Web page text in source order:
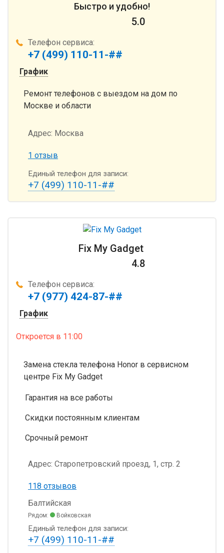
Быстро и удобно!
5.0
Телефон сервиса:
+7 (499) 110-11-##
График
Ремонт телефонов с выездом на дом по
Москве и области
Адрес: Москва
1 отзыв
Единый телефон для записи:
+7 (499) 110-11-##
Fix My Gadget
4.8
Телефон сервиса:
+7 (977) 424-87-##
График
Откроется в 11:00
Замена стекла телефона Honor в сервисном
центре Fix My Gadget
Гарантия на все работы
Скидки постоянным клиентам
Срочный ремонт
Адрес: Старопетровский проезд, 1, стр. 2
118 отзывов
Балтийская
Рядом: Войковская
Единый телефон для записи:
+7 (499) 110-11-##